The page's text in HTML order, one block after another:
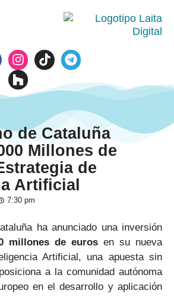
de Cataluña
Millones de
de
Artificial
7:30 pm
ha anunciado una inversión
millones de euros en su nueva
Artificial, una apuesta sin
a la comunidad autónoma
en el desarrollo y aplicación